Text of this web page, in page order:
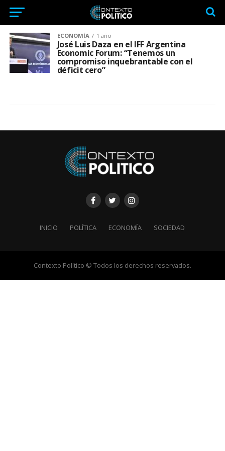
ECONOMÍA 1 año
José Luis Daza en el IFF Argentina
Economic Forum: “Tenemos un
compromiso inquebrantable con el
déficit cero”
INICIO POLÍTICA ECONOMÍA SOCIEDAD
Contexto Político © Todos los derechos reservados.